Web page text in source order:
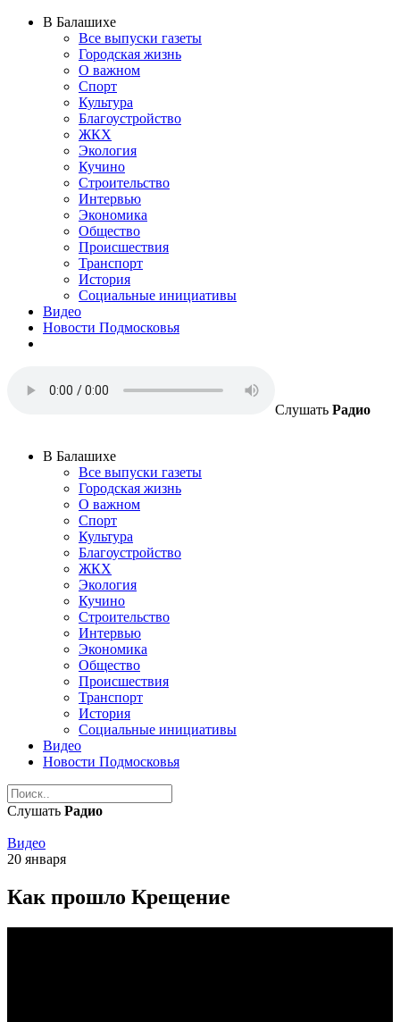
В Балашихе
Все выпуски газеты
Городская жизнь
О важном
Спорт
Культура
Благоустройство
ЖКХ
Экология
Кучино
Строительство
Интервью
Экономика
Общество
Происшествия
Транспорт
История
Социальные инициативы
Видео
Новости Подмосковья
Слушать Радио
В Балашихе
Все выпуски газеты
Городская жизнь
О важном
Спорт
Культура
Благоустройство
ЖКХ
Экология
Кучино
Строительство
Интервью
Экономика
Общество
Происшествия
Транспорт
История
Социальные инициативы
Видео
Новости Подмосковья
Слушать Радио
Видео
20 января
Как прошло Крещение